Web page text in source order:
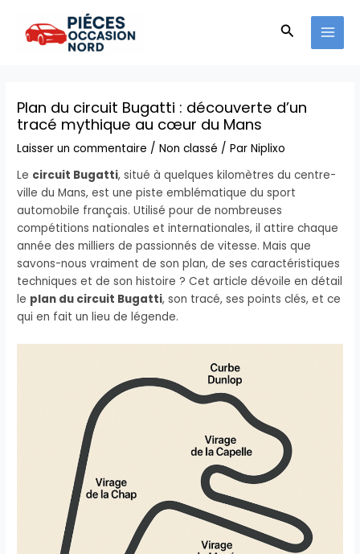
contenu
Plan du circuit Bugatti : découverte d’un
tracé mythique au cœur du Mans
Laisser un commentaire /Non classé / ParNiplixo
Le circuit Bugatti, situé à quelques kilomètres du centre-
ville du Mans, est une piste emblématique du sport
automobile français. Utilisé pour de nombreuses
compétitions nationales et internationales, il attire chaque
année des milliers de passionnés de vitesse. Mais que
savons-nous vraiment de son plan, de ses caractéristiques
techniques et de son histoire ? Cet article dévoile en détail
le plan du circuit Bugatti, son tracé, ses points clés, et ce
qui en fait un lieu de légende.